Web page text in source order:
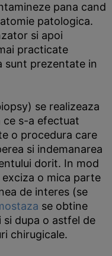
pana cand
patologica.
si apoi
practicate
sunt prezentate in
se realizeaza
s-a efectuat
o procedura care
si indemanarea
dorit. In mod
exciza o mica parte
de interes (se
se obtine
dupa o astfel de
chirugicale.